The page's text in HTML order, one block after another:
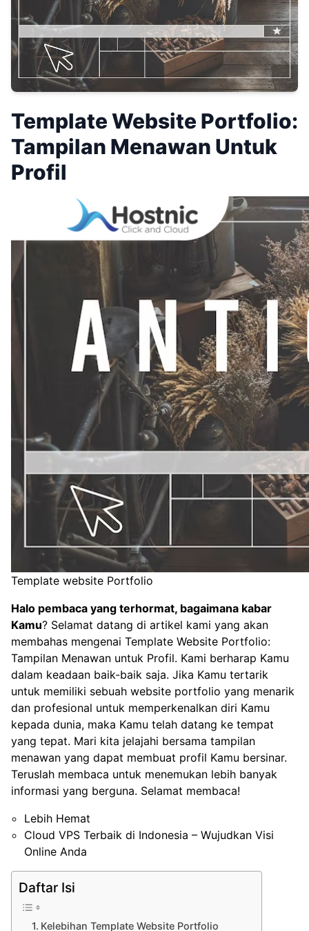
Template Website Portfolio:
Tampilan Menawan Untuk
Profil
Template website Portfolio
Halo pembaca yang terhormat, bagaimana kabar
Kamu? Selamat datang di artikel kami yang akan
membahas mengenai Template Website Portfolio:
Tampilan Menawan untuk Profil. Kami berharap Kamu
dalam keadaan baik-baik saja. Jika Kamu tertarik
untuk memiliki sebuah website portfolio yang menarik
dan profesional untuk memperkenalkan diri Kamu
kepada dunia, maka Kamu telah datang ke tempat
yang tepat. Mari kita jelajahi bersama tampilan
menawan yang dapat membuat profil Kamu bersinar.
Teruslah membaca untuk menemukan lebih banyak
informasi yang berguna. Selamat membaca!
Lebih Hemat
Cloud VPS Terbaik di Indonesia – Wujudkan Visi
Online Anda
Daftar Isi
Kelebihan Template Website Portfolio